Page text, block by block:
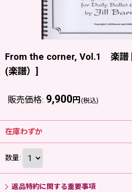
From the corner, Vol.1 楽譜
(楽譜） ]
販売価格: 9,900 円 (税込)
在庫わずか
数量:
返品特約に関する重要事項